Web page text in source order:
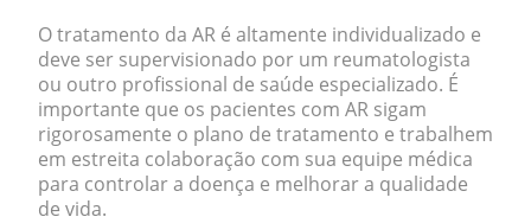
O tratamento da AR é altamente individualizado e
deve ser supervisionado por um reumatologista
ou outro profissional de saúde especializado. É
importante que os pacientes com AR sigam
rigorosamente o plano de tratamento e trabalhem
em estreita colaboração com sua equipe médica
para controlar a doença e melhorar a qualidade
de vida.